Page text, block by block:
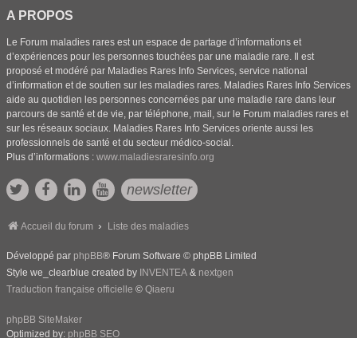
A PROPOS
Le Forum maladies rares est un espace de partage d’informations et
d’expériences pour les personnes touchées par une maladie rare. Il est
proposé et modéré par Maladies Rares Info Services, service national
d’information et de soutien sur les maladies rares. Maladies Rares Info Services
aide au quotidien les personnes concernées par une maladie rare dans leur
parcours de santé et de vie, par téléphone, mail, sur le Forum maladies rares et
sur les réseaux sociaux. Maladies Rares Info Services oriente aussi les
professionnels de santé et du secteur médico-social.
Plus d’informations : www.maladiesraresinfo.org
newsletter
Accueil du forum Liste des maladies
Développé par phpBB® Forum Software © phpBB Limited
Style we_clearblue created by INVENTEA & nextgen
Traduction française officielle © Qiaeru
phpBB SiteMaker
Optimized by: phpBB SEO